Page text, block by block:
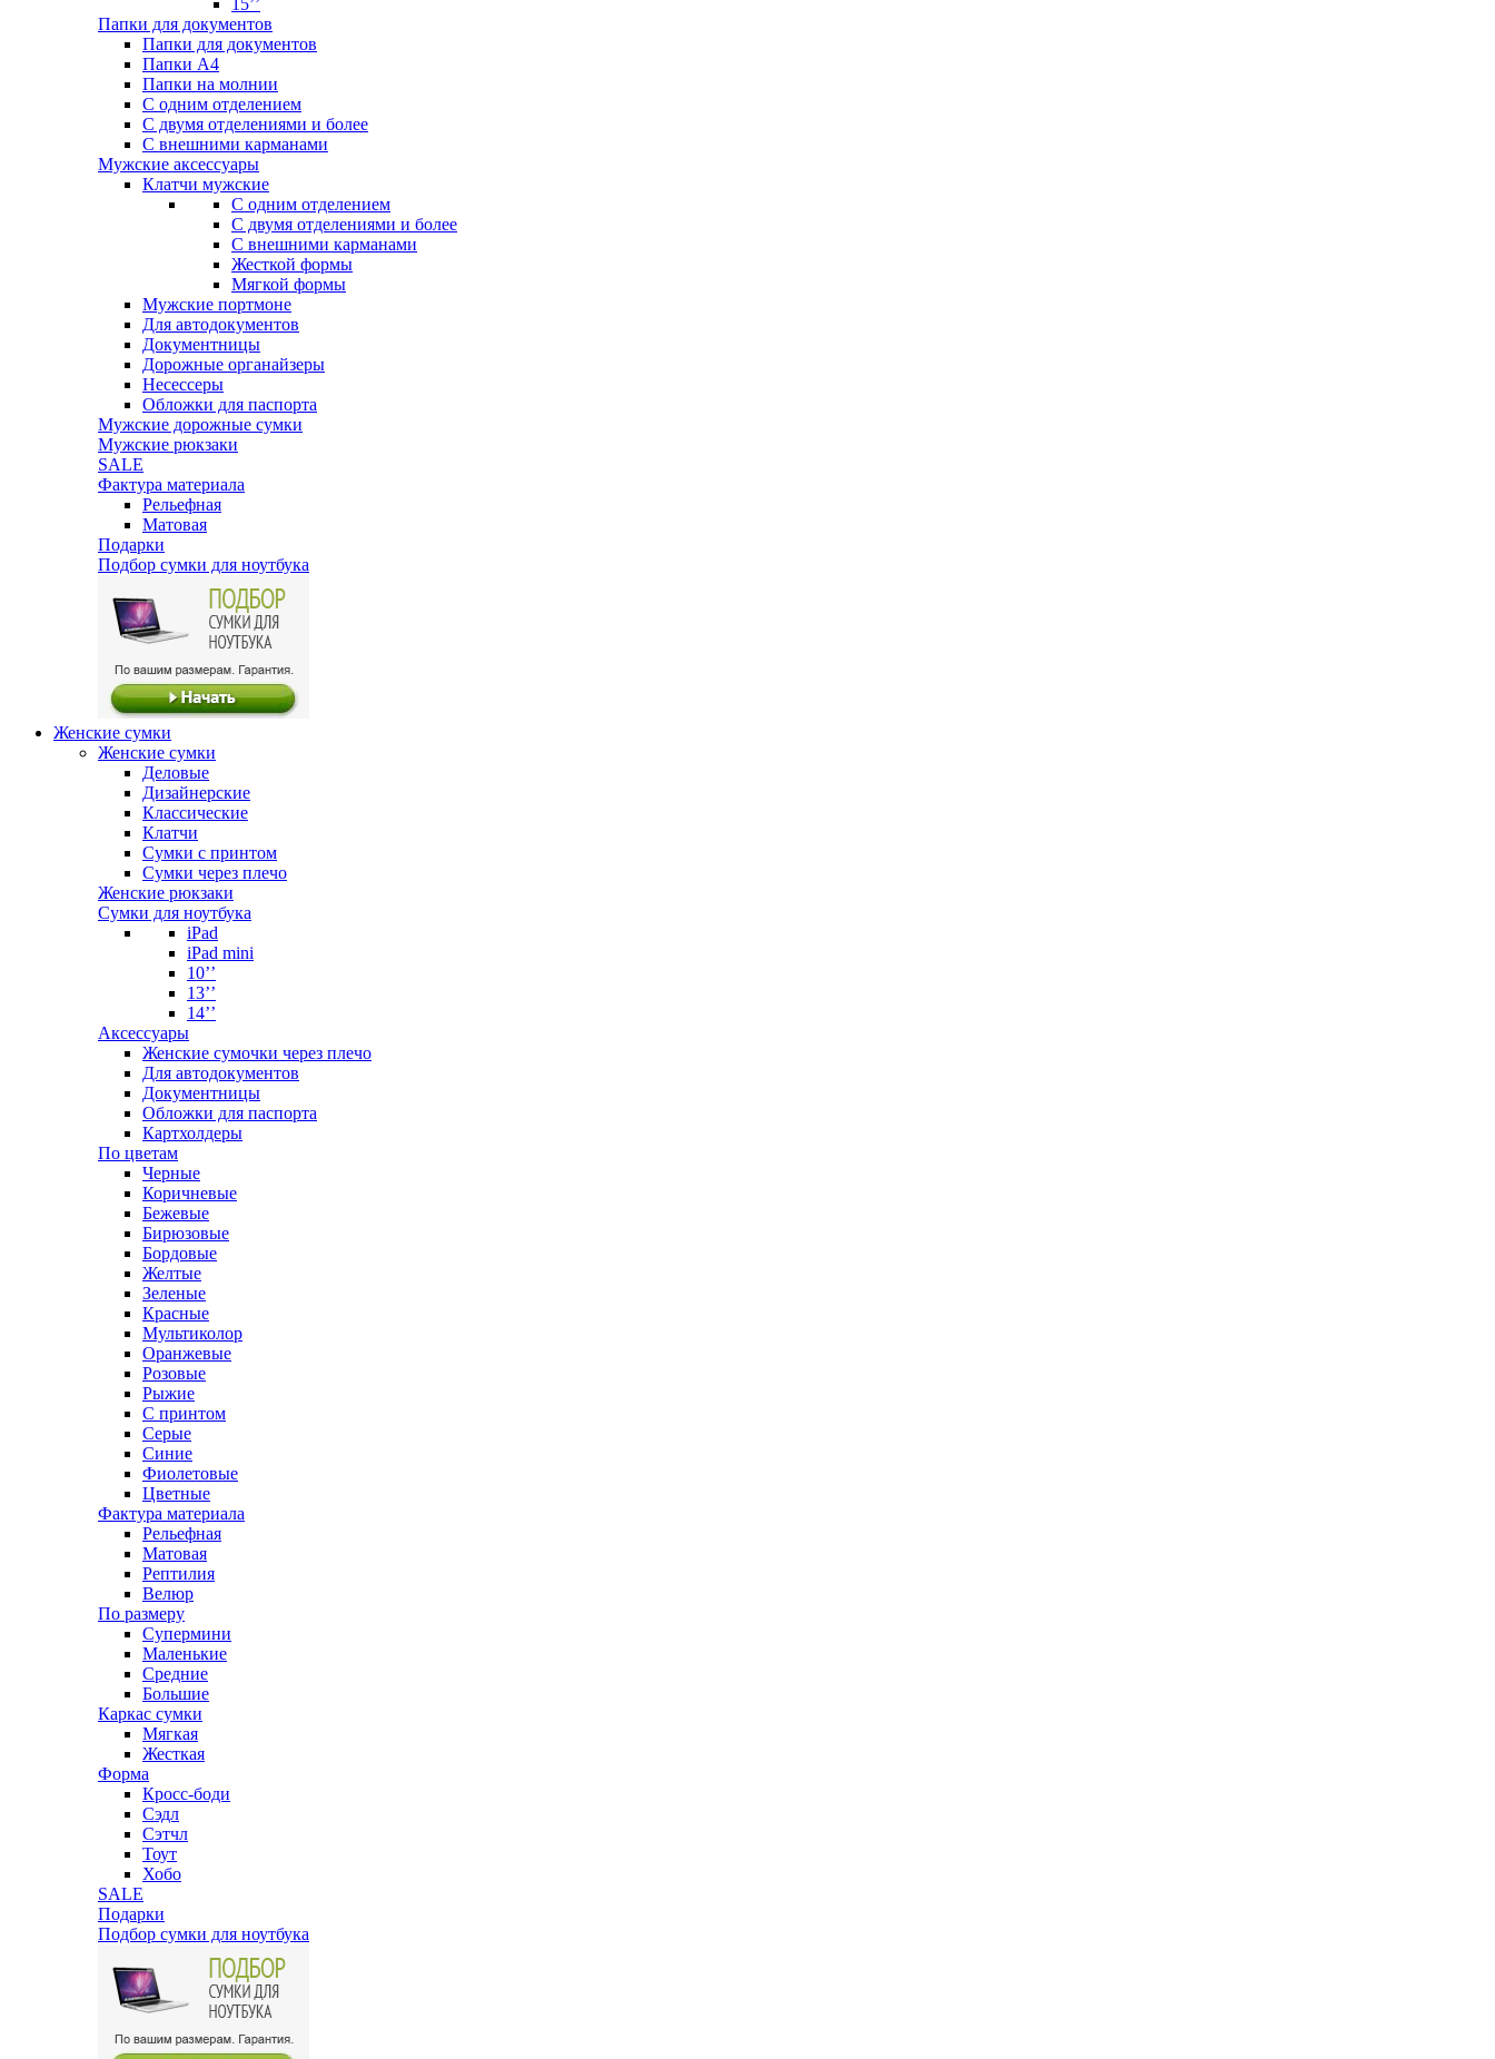
15’’
Папки для документов
Папки для документов
Папки А4
Папки на молнии
С одним отделением
С двумя отделениями и более
С внешними карманами
Мужские аксессуары
Клатчи мужские
С одним отделением
С двумя отделениями и более
С внешними карманами
Жесткой формы
Мягкой формы
Мужские портмоне
Для автодокументов
Документницы
Дорожные органайзеры
Несессеры
Обложки для паспорта
Мужские дорожные сумки
Мужские рюкзаки
SALE
Фактура материала
Рельефная
Матовая
Подарки
Подбор сумки для ноутбука
Женские сумки
Женские сумки
Деловые
Дизайнерские
Классические
Клатчи
Сумки с принтом
Сумки через плечо
Женские рюкзаки
Сумки для ноутбука
iPad
iPad mini
10’’
13’’
14’’
Аксессуары
Женские сумочки через плечо
Для автодокументов
Документницы
Обложки для паспорта
Картхолдеры
По цветам
Черные
Коричневые
Бежевые
Бирюзовые
Бордовые
Желтые
Зеленые
Красные
Мультиколор
Оранжевые
Розовые
Рыжие
С принтом
Серые
Синие
Фиолетовые
Цветные
Фактура материала
Рельефная
Матовая
Рептилия
Велюр
По размеру
Супермини
Маленькие
Средние
Большие
Каркас сумки
Мягкая
Жесткая
Форма
Кросс-боди
Сэдл
Сэтчл
Тоут
Хобо
SALE
Подарки
Подбор сумки для ноутбука